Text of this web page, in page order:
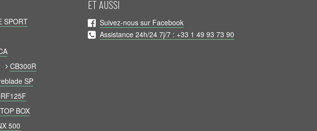
SPORT
CB300R
SP
BOX
500
ET AUSSI
Suivez-nous sur Facebook
Assistance 24h/24 7j/7 : +33 1 49 93 73 90